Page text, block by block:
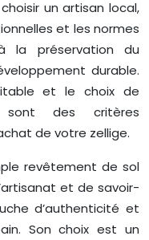
un artisan local,
et les normes
la préservation du
durable.
et le choix de
sont des critères
de votre zellige.
revêtement de sol
et de savoir-
d’authenticité et
Son choix est un